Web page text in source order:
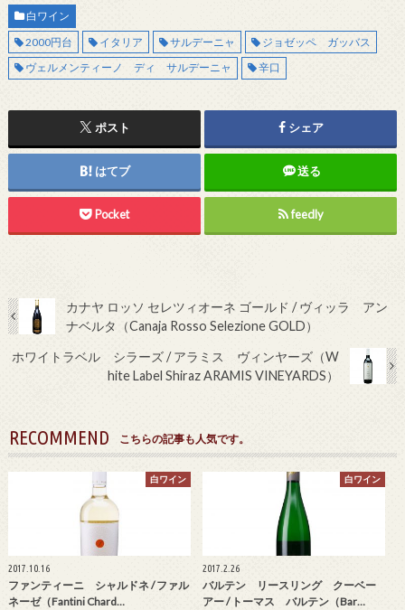
白ワイン
2000円台
イタリア サルデーニャ
ジョゼッペ ガッバス
ヴェルメンティーノ ディ サルデーニャ
辛口
ポスト シェア
はてブ 送る
Pocket feedly
カナヤ ロッソ セレツィオーネ ゴールド / ヴィッラ アン
ナベルタ（Canaja Rosso Selezione GOLD）
ホワイトラベル シラーズ / アラミス ヴィンヤーズ（W
hite Label Shiraz ARAMIS VINEYARDS）
RECOMMEND こちらの記事も人気です。
白ワイン
2017.10.16
ファンティーニ シャルドネ / ファル
ネーゼ（Fantini Chard…
白ワイン
2017.2.26
バルテン リースリング クーベー
アー / トーマス バルテン（Bar…